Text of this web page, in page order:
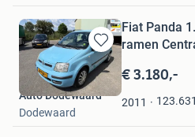
Bewaren
in
Mijn
Favorieten
Fiat Panda
ramen
€ 3.180,-
2011 123.631
Auto Dodewaard
Dodewaard